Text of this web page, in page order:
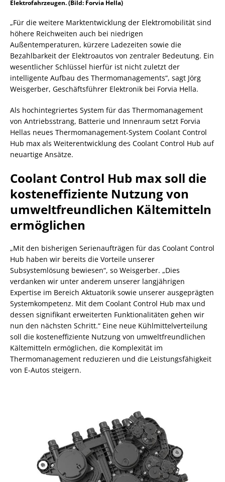
Elektrofahrzeugen. (Bild: Forvia Hella)
„Für die weitere Marktentwicklung der Elektromobilität sind
höhere Reichweiten auch bei niedrigen
Außentemperaturen, kürzere Ladezeiten sowie die
Bezahlbarkeit der Elektroautos von zentraler Bedeutung. Ein
wesentlicher Schlüssel hierfür ist nicht zuletzt der
intelligente Aufbau des Thermomanagements“, sagt Jörg
Weisgerber, Geschäftsführer Elektronik bei Forvia Hella.
Als hochintegriertes System für das Thermomanagement
von Antriebsstrang, Batterie und Innenraum setzt Forvia
Hellas neues Thermomanagement-System Coolant Control
Hub max als Weiterentwicklung des Coolant Control Hub auf
neuartige Ansätze.
Coolant Control Hub max soll die
kosteneffiziente Nutzung von
umweltfreundlichen Kältemitteln
ermöglichen
„Mit den bisherigen Serienaufträgen für das Coolant Control
Hub haben wir bereits die Vorteile unserer
Subsystemlösung bewiesen“, so Weisgerber. „Dies
verdanken wir unter anderem unserer langjährigen
Expertise im Bereich Aktuatorik sowie unserer ausgeprägten
Systemkompetenz. Mit dem Coolant Control Hub max und
dessen signifikant erweiterten Funktionalitäten gehen wir
nun den nächsten Schritt.“ Eine neue Kühlmittelverteilung
soll die kosteneffiziente Nutzung von umweltfreundlichen
Kältemitteln ermöglichen, die Komplexität im
Thermomanagement reduzieren und die Leistungsfähigkeit
von E-Autos steigern.